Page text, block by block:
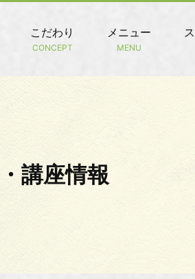
こだわり
CONCEPT
メニュー
MENU
講座情報